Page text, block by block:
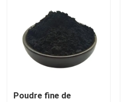
Maison
Poudre fine de